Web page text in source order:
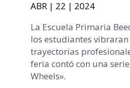
ABR | 22 | 2024
La Escuela Primaria
los estudiantes
trayectorias
feria contó con una
Wheels».